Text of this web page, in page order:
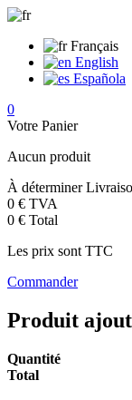
Français
English
Española
0
Votre Panier
Aucun produit
À déterminer
0 € TVA
0 € Total
Les prix sont TTC
Commander
Produit
Quantité
Total